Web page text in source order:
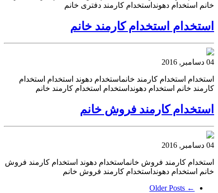
خانم استخدام دهونداستخدام کارمند دفتری خانم
استخدام استخدام کارمند خانم
04 دسامبر, 2016
استخدام استخدام کارمند خانماستخدام دهوند استخدام استخدام
کارمند خانم استخدام دهونداستخدام استخدام کارمند خانم
استخدام کارمند فروش خانم
04 دسامبر, 2016
استخدام کارمند فروش خانماستخدام دهوند استخدام کارمند فروش
خانم استخدام دهونداستخدام کارمند فروش خانم
← Older Posts